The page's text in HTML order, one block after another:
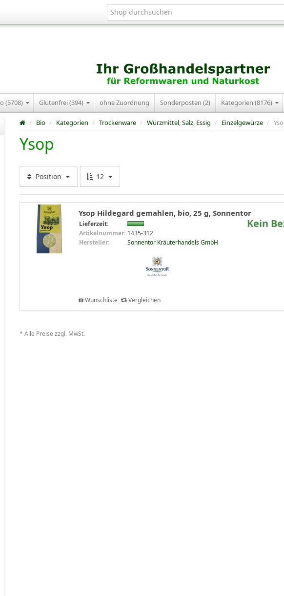
(5708) Glutenfrei (394) ohne Zuordnung Sonderposten (2) Kategorien (8176)
/ Bio / Kategorien / Trockenware / Würzmittel, Salz, Essig / Einzelgewürze /
Ysop
Position 12
Ysop Hildegard gemahlen, bio, 25 g, Sonnentor
Lieferzeit:
Artikelnummer: 1435-312
Hersteller:
Sonnentor Kräuterhandels GmbH
Kein
Wunschliste Vergleichen
* Alle Preise zzgl. MwSt.